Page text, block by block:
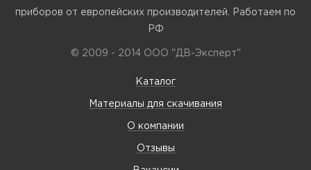
приборов от европейских производителей. Работаем по
РФ
© 2009 - 2014 ООО "ДВ-Эксперт"
Каталог
Материалы для скачивания
О компании
Отзывы